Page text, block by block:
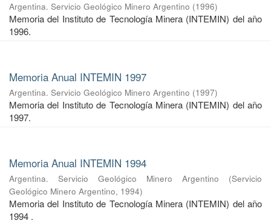
Argentina. Servicio Geológico Minero Argentino (1996)
Memoria del Instituto de Tecnología Minera (INTEMIN) del año
1996.
Memoria Anual INTEMIN 1997
Argentina. Servicio Geológico Minero Argentino (1997)
Memoria del Instituto de Tecnología Minera (INTEMIN) del año
1997.
Memoria Anual INTEMIN 1994
Argentina. Servicio Geológico Minero Argentino (Servicio
Geológico Minero Argentino, 1994)
Memoria del Instituto de Tecnología Minera (INTEMIN) del año
1994 .